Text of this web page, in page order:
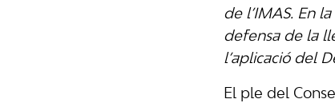
de l’IMAS. En
defensa de la
l’aplicació del
El ple del